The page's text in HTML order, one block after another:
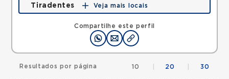
Compartilhe este perfil
Tiradentes
Avenida Tiradentes, Jardim Guarulhos, Guarulhos,
SP, 07090000 •
Mapa
Veja mais locais
Resultados por página 10 20 30